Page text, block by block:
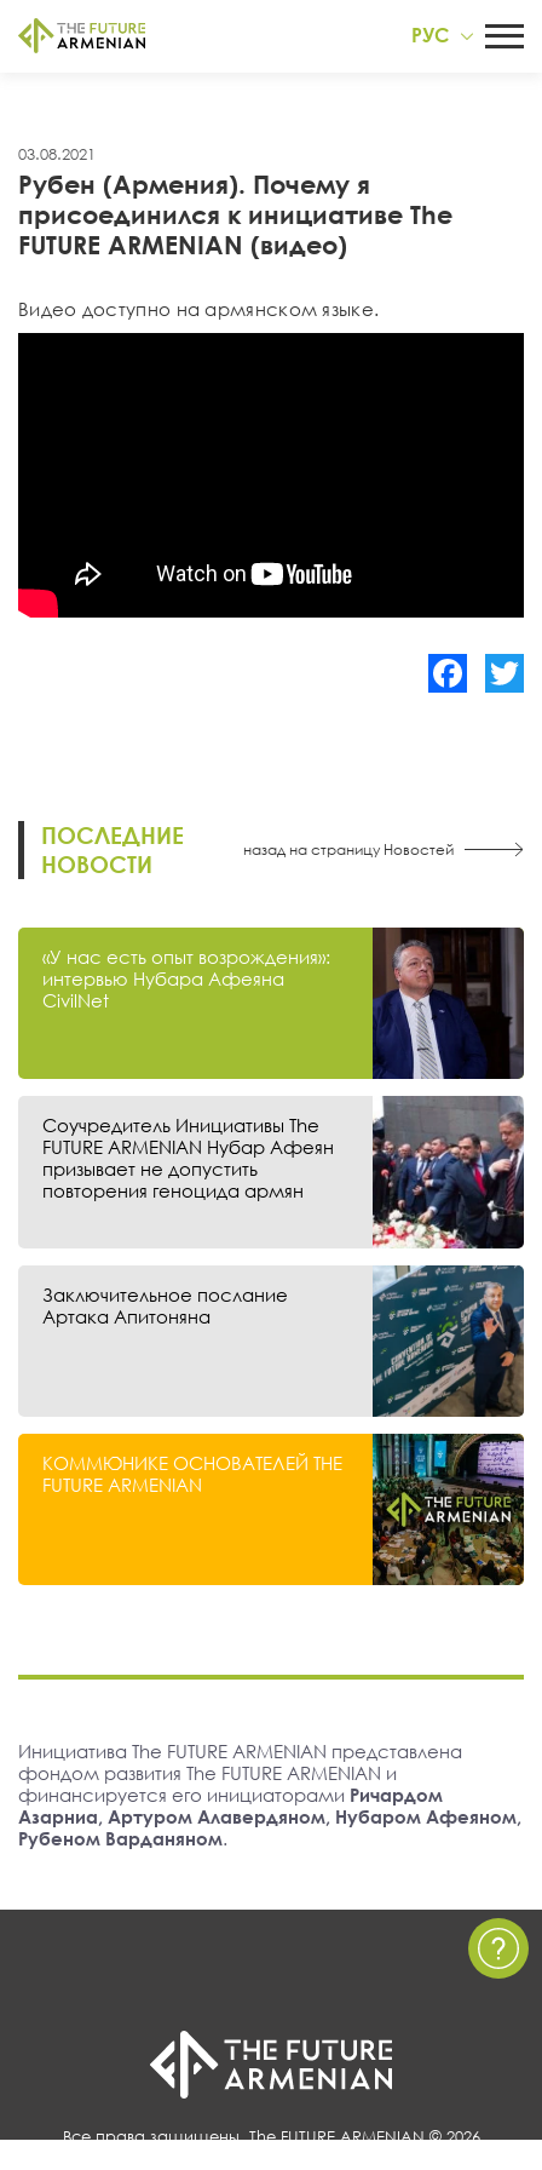
РУС
03.08.2021
Рубен (Армения). Почему я
присоединился к инициативе The
FUTURE ARMENIAN (видео)
Видео доступно на армянском языке.
ПОСЛЕДНИЕ
НОВОСТИ
назад на страницу Новостей
«У нас есть опыт возрождения»:
интервью Нубара Афеяна
CivilNet
Соучредитель Инициативы The
FUTURE ARMENIAN Нубар Афеян
призывает не допустить
повторения геноцида армян
Заключительное послание
Артака Апитоняна
КОММЮНИКЕ ОСНОВАТЕЛЕЙ THE
FUTURE ARMENIAN
Инициатива The FUTURE ARMENIAN представлена
фондом развития The FUTURE ARMENIAN и
финансируется его инициаторами Ричардом
Азарниа, Артуром Алавердяном, Нубаром Афеяном,
Рубеном Варданяном.
Все права защищены, The FUTURE ARMENIAN © 2026